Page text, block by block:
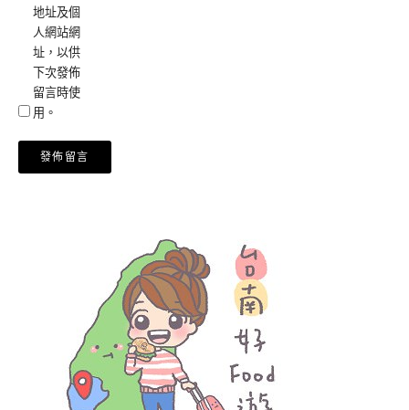
地址及個
人網站網
址，以供
下次發佈
留言時使
用。